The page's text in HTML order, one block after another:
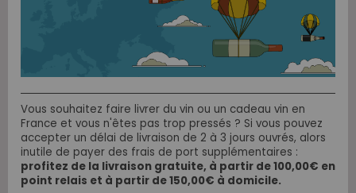
Vous souhaitez faire livrer du vin ou un cadeau vin en
France et vous n'êtes pas trop pressés ? Si vous pouvez
accepter un délai de livraison de 2 à 3 jours ouvrés, alors
inutile de payer des frais de port supplémentaires :
profitez de la livraison gratuite, à partir de 100,00€ en
point relais et à partir de 150,00€ à domicile.